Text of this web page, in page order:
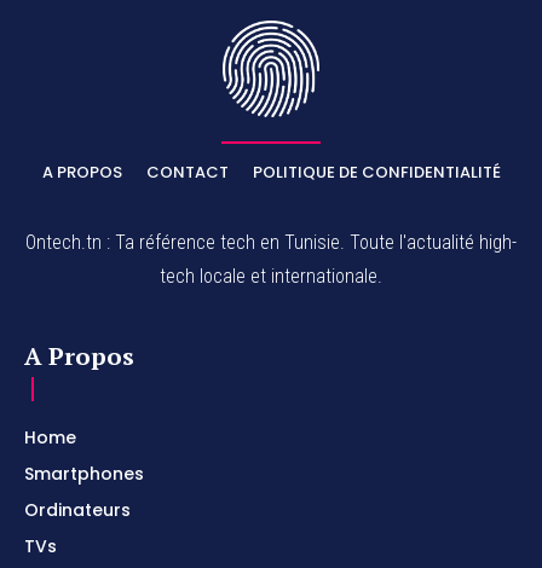
A PROPOS CONTACT POLITIQUE DE CONFIDENTIALITÉ
Ontech.tn : Ta référence tech en Tunisie. Toute l'actualité high-
tech locale et internationale.
A Propos
Home
Smartphones
Ordinateurs
TVs